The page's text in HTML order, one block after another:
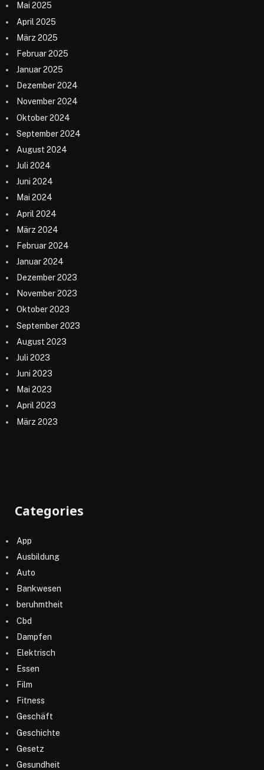
Mai 2025
April 2025
März 2025
Februar 2025
Januar 2025
Dezember 2024
November 2024
Oktober 2024
September 2024
August 2024
Juli 2024
Juni 2024
Mai 2024
April 2024
März 2024
Februar 2024
Januar 2024
Dezember 2023
November 2023
Oktober 2023
September 2023
August 2023
Juli 2023
Juni 2023
Mai 2023
April 2023
März 2023
Categories
App
Ausbildung
Auto
Bankwesen
beruhmtheit
Cbd
Dampfen
Elektrisch
Essen
Film
Fitness
Geschäft
Geschichte
Gesetz
Gesundheit